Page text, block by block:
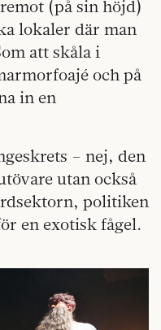
(på sin höjd)
lokaler där man
att skåla i
och på
in en
– nej, den
utan också
politiken
en exotisk fågel.